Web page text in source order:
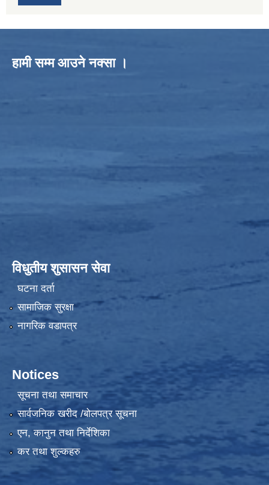
हामी सम्म आउने नक्सा ।
विधुतीय शुसासन सेवा
घटना दर्ता
सामाजिक सुरक्षा
नागरिक वडापत्र
Notices
सूचना तथा समाचार
सार्वजनिक खरीद /बोलपत्र सूचना
एन, कानुन तथा निर्देशिका
कर तथा शुल्कहरु